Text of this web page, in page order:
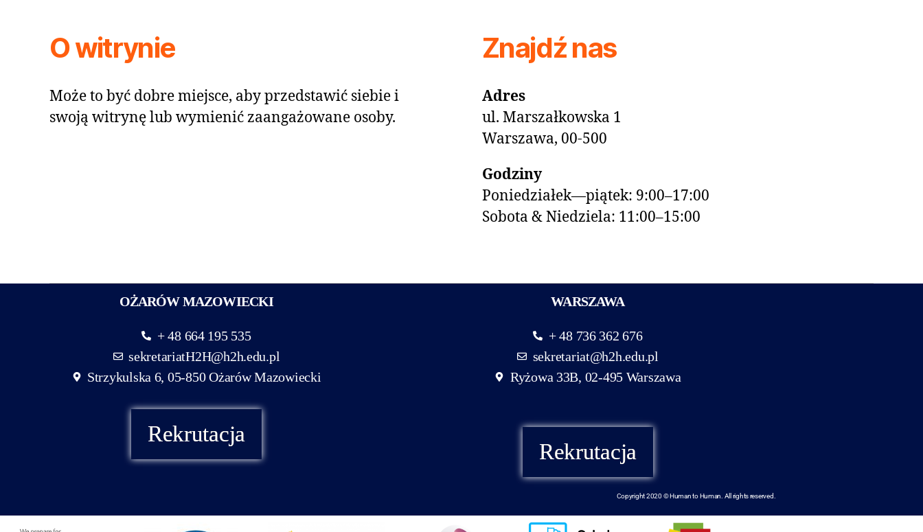
O witrynie
Może to być dobre miejsce, aby przedstawić siebie i
swoją witrynę lub wymienić zaangażowane osoby.
Znajdź nas
Adres
ul. Marszałkowska 1
Warszawa, 00-500
Godziny
Poniedziałek—piątek: 9:00–17:00
Sobota & Niedziela: 11:00–15:00
OŻARÓW MAZOWIECKI
+ 48 664 195 535
sekretariatH2H@h2h.edu.pl
Strzykulska 6, 05-850 Ożarów Mazowiecki
Rekrutacja
WARSZAWA
+ 48 736 362 676
sekretariat@h2h.edu.pl
Ryżowa 33B, 02-495 Warszawa
Rekrutacja
Copyright 2020 © Human to Human. All rights reserved.